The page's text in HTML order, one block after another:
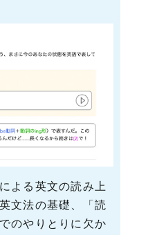
よる英文の読み上
文法の基礎、「読
のやりとりに欠か